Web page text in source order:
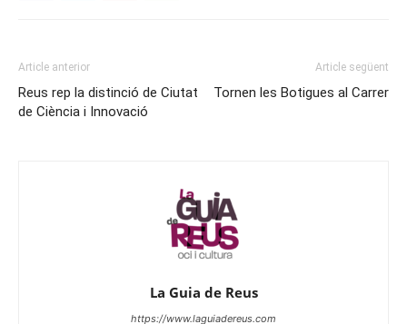
Article anterior
Reus rep la distinció de Ciutat
de Ciència i Innovació
Article següent
Tornen les Botigues al Carrer
La Guia de Reus
https://www.laguiadereus.com